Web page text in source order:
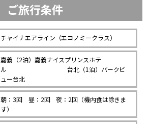
ご旅行条件
チャイナエアライン（エコノミークラス）
嘉義（2泊）嘉義ナイスプリンスホテ
ル 台北（1泊）パークビ
ュー台北
朝：3回 昼：2回 夜：2回（機内食は除きま
す）